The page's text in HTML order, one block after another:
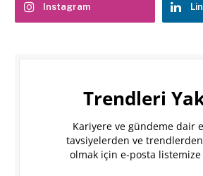
Instagram
Trendleri
Kariyere ve gündeme dair
tavsiyelerden ve
olmak için e-posta